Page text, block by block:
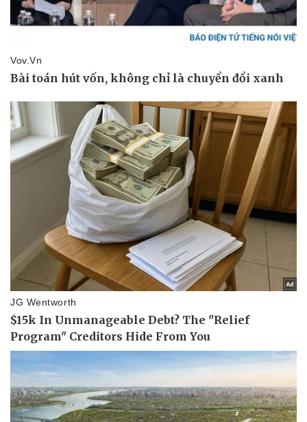
Pháp luật
Vụ án
Tin nóng
Tư vấn luật
Quân sự - Quốc phòng
Việt Nam
Phân tích